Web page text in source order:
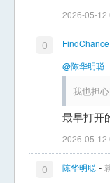
2026-05-12
0
FindChance
@陈华明聪
我也担
最早打开
2026-05-12
0 陈华明聪 -